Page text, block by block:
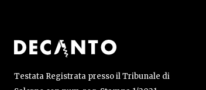
Testata Registrata presso il Tribunale di